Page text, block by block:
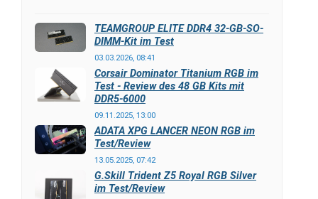
TEAMGROUP ELITE DDR4 32-GB-SO-
DIMM-Kit im Test
03.03.2026, 08:41
Corsair Dominator Titanium RGB im
Test - Review des 48 GB Kits mit
DDR5-6000
09.11.2025, 13:00
ADATA XPG LANCER NEON RGB im
Test/Review
13.05.2025, 07:42
G.Skill Trident Z5 Royal RGB Silver
im Test/Review